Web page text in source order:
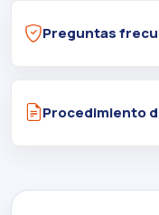
Preguntas
Procedimiento